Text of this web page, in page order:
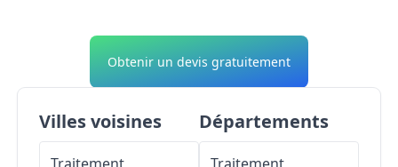
Obtenir un devis gratuitement
Villes voisines
Traitement
Départements
Traitement